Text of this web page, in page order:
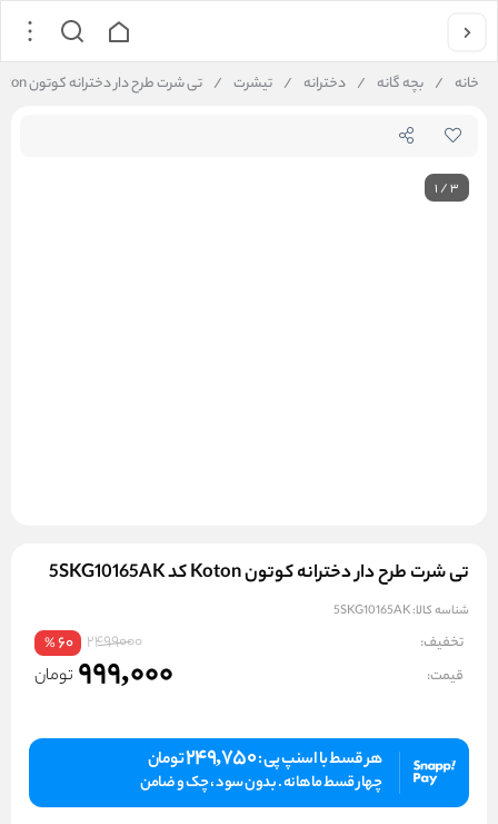
خانه / بچه گانه / دخترانه / تیشرت / تی شرت طرح دار دخترانه کوتون Koton کد 5SKG10165AK
1/3
تی شرت طرح دار دخترانه کوتون Koton کد 5SKG10165AK
شناسه کالا:5SKG10165AK
تخفیف: 2499000
60
%
قیمت: 999,000 تومان
هر قسط با اسنپ پی :249,750تومان
چهار قسط ماهانه . بدون سود ، چک و ضامن